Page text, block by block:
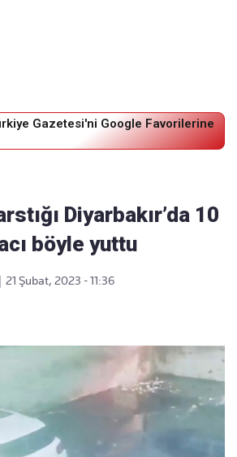
Gazetesi'ni Google Favorilerine
Diyarbakır’da 10
böyle yuttu
21 Şubat, 2023 - 11:36